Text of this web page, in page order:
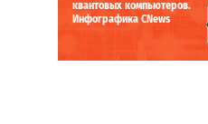
квантовых компьютеров.
Инфографика CNews